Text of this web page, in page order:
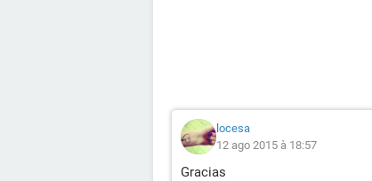
locesa
12 ago 2015 à 18:57
Gracias